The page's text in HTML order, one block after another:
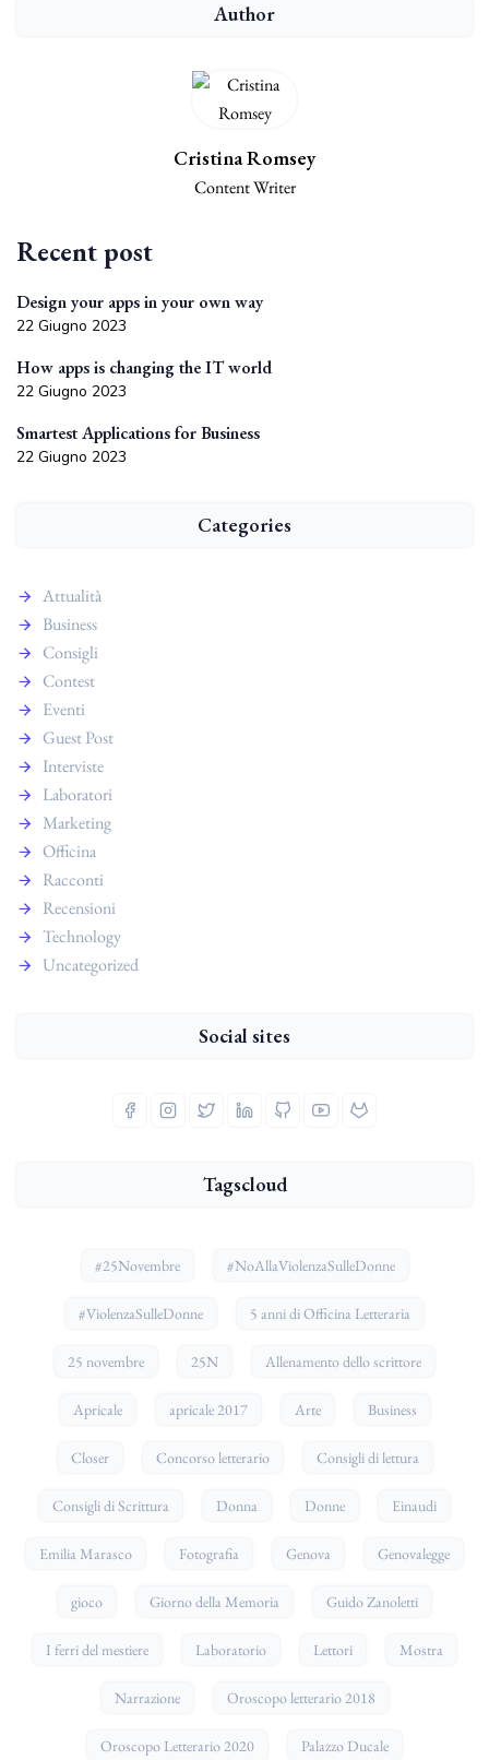
Author
Cristina Romsey
Content Writer
Recent post
Design your apps in your own way
22 Giugno 2023
How apps is changing the IT world
22 Giugno 2023
Smartest Applications for Business
22 Giugno 2023
Categories
Attualità
Business
Consigli
Contest
Eventi
Guest Post
Interviste
Laboratori
Marketing
Officina
Racconti
Recensioni
Technology
Uncategorized
Social sites
Tagscloud
#25Novembre #NoAllaViolenzaSulleDonne
#ViolenzaSulleDonne 5 anni di Officina Letteraria
25 novembre 25N Allenamento dello scrittore
Apricale apricale 2017 Arte Business
Closer Concorso letterario Consigli di lettura
Consigli di Scrittura Donna Donne Einaudi
Emilia Marasco Fotografia Genova Genovalegge
gioco Giorno della Memoria Guido Zanoletti
I ferri del mestiere Laboratorio Lettori Mostra
Narrazione Oroscopo letterario 2018
Oroscopo Letterario 2020 Palazzo Ducale